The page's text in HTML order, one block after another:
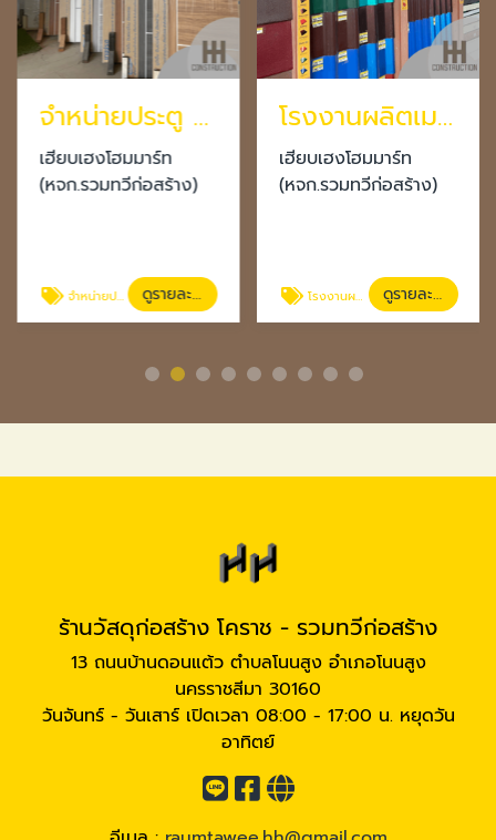
จำหน่ายประตู หน้าต่าง โคราช
เฮียบเฮงโฮมมาร์ท
(หจก.รวมทวีก่อสร้าง)
จำหน่ายประตู หน้าต่าง โคราช ดูรายละเอียด
โรงงานผลิตเมทัลชีท นครราชสีมา
เฮียบเฮงโฮมมาร์ท
(หจก.รวมทวีก่อสร้าง)
โรงงานผลิตเมทัลชีท นครราชสีมา ดูรายละเอียด
ร้านวัสดุก่อสร้าง โคราช - รวมทวีก่อสร้าง
13 ถนนบ้านดอนแต้ว ตำบลโนนสูง อำเภอโนนสูง
นครราชสีมา 30160
วันจันทร์ - วันเสาร์ เปิดเวลา 08:00 - 17:00 น. หยุดวัน
อาทิตย์